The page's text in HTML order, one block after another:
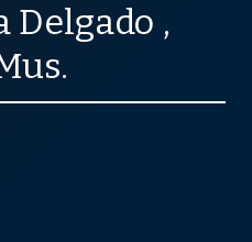
Delgado ,